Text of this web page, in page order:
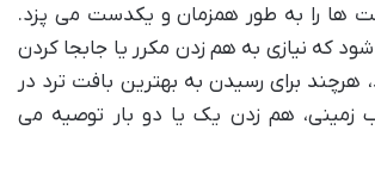
ها را به طور همزمان و یکدست می پزد.
که نیازی به هم زدن مکرر یا جابجا کردن
هرچند برای رسیدن به بهترین بافت ترد در
زمینی، هم زدن یک یا دو بار توصیه می